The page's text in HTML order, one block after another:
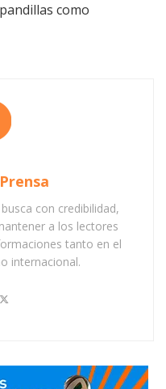
como
con credibilidad,
a los lectores
tanto en el
internacional.